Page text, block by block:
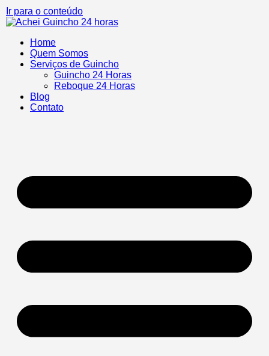
Ir para o conteúdo
Home
Quem Somos
Serviços de Guincho
Guincho 24 Horas
Reboque 24 Horas
Blog
Contato